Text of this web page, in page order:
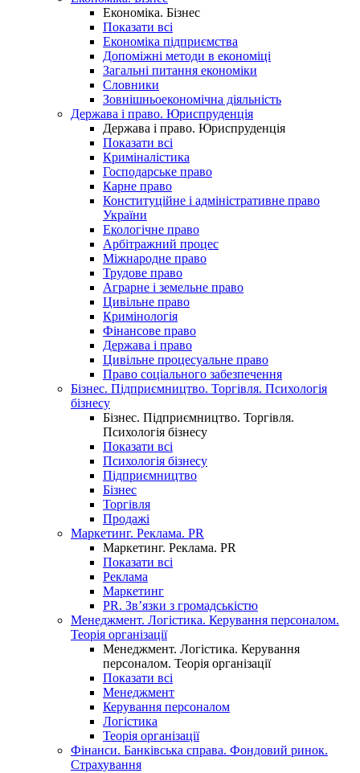
Економіка. Бізнес
Показати всі
Економіка підприємства
Допоміжні методи в економіці
Загальні питання економіки
Словники
Зовнішньоекономічна діяльність
Держава і право. Юриспруденція
Держава і право. Юриспруденція
Показати всі
Криміналістика
Господарське право
Карне право
Конституційне і адміністративне право
України
Екологічне право
Арбітражний процес
Міжнародне право
Трудове право
Аграрне і земельне право
Цивільне право
Кримінологія
Фінансове право
Держава і право
Цивільне процесуальне право
Право соціального забезпечення
Бізнес. Підприємництво. Торгівля. Психологія
бізнесу
Бізнес. Підприємництво. Торгівля.
Психологія бізнесу
Показати всі
Психологія бізнесу
Підприємництво
Бізнес
Торгівля
Продажі
Маркетинг. Реклама. PR
Маркетинг. Реклама. PR
Показати всі
Реклама
Маркетинг
PR. Зв’язки з громадськістю
Менеджмент. Логістика. Керування персоналом.
Теорія організації
Менеджмент. Логістика. Керування
персоналом. Теорія організації
Показати всі
Менеджмент
Керування персоналом
Логістика
Теорія організації
Фінанси. Банківська справа. Фондовий ринок.
Страхування